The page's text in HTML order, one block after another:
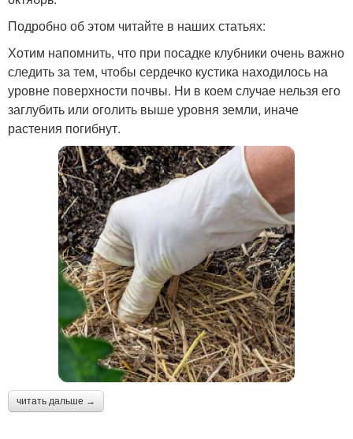
Подробно об этом читайте в наших статьях:
Хотим напомнить, что при посадке клубники очень важно
следить за тем, чтобы сердечко кустика находилось на
уровне поверхности почвы. Ни в коем случае нельзя его
заглубить или оголить выше уровня земли, иначе
растения погибнут.
читать дальше →